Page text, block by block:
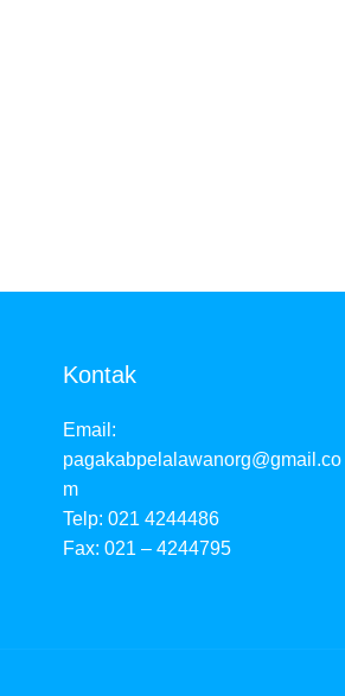
Kontak
Email:
pagakabpelalawanorg@gmail.co
m
Telp: 021 4244486
Fax: 021 – 4244795